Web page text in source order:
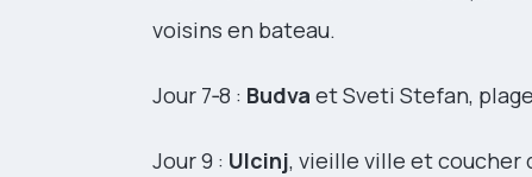
voisins en bateau.
Jour 7‑8 : Budva et Sveti Stefan,
Jour 9 : Ulcinj, vieille ville et coucher